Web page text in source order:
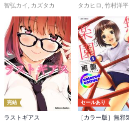
智弘カイ
カズタカ
タカヒロ 竹村洋平
完結
ラストギアス
セールあり